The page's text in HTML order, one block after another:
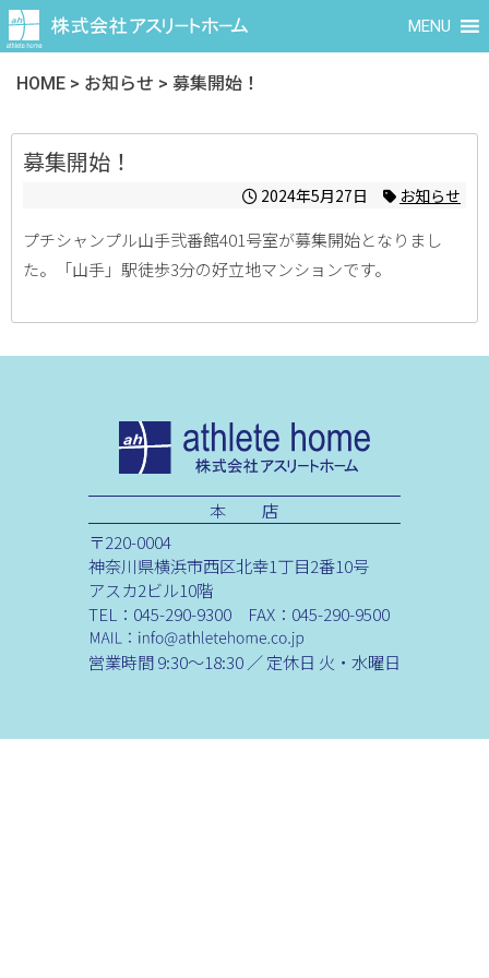
MENU
HOME > お知らせ > 募集開始！
募集開始！
2024年5月27日 お知らせ
プチシャンプル山手弐番館401号室が募集開始となりまし
た。「山手」駅徒歩3分の好立地マンションです。
本 店
〒220-0004
神奈川県横浜市西区北幸1丁目2番10号
アスカ2ビル10階
TEL：045-290-9300 FAX：045-290-9500
営業時間 9:30～18:30 ／ 定休日 火・水曜日